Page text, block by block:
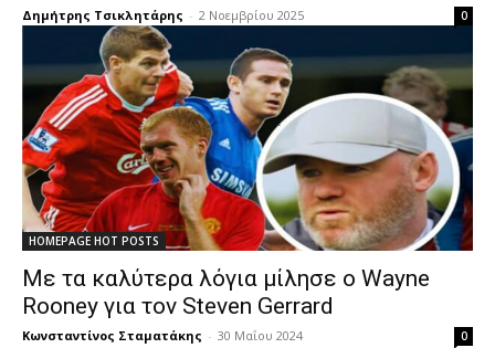
Δημήτρης Τσικλητάρης - 2 Νοεμβρίου 2025 0
HOMEPAGE HOT POSTS
Με τα καλύτερα λόγια μίλησε ο Wayne
Rooney για τον Steven Gerrard
Κωνσταντίνος Σταματάκης - 30 Μαΐου 2024 0